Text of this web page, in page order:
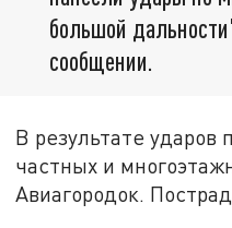
большой
сообщении.
В результате
частных и
Авиагородок.